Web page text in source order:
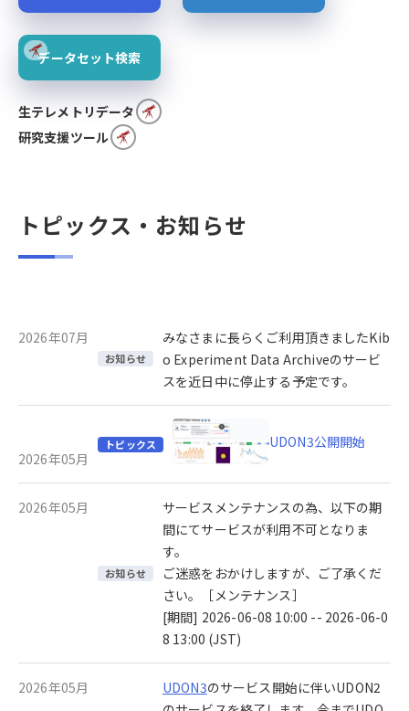
データセット検索
生テレメトリデータ
研究支援ツール
トピックス・お知らせ
2026年07月
お知らせ
みなさまに長らくご利用頂きましたKib
o Experiment Data Archiveのサービ
スを近日中に停止する予定です。
2026年05月
トピックス UDON3公開開始
2026年05月
お知らせ
サービスメンテナンスの為、以下の期
間にてサービスが利用不可となりま
す。
ご迷惑をおかけしますが、ご了承くだ
さい。［メンテナンス］
[期間] 2026-06-08 10:00 -- 2026-06-0
8 13:00 (JST)
2026年05月 UDON3のサービス開始に伴いUDON2